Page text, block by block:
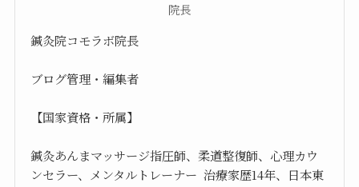
院長
鍼灸院コモラボ院長
ブログ管理・編集者
【国家資格・所属】
鍼灸あんまマッサージ指圧師、柔道整復師、心理カウ
ンセラー、メンタルトレーナー 治療家歴14年、日本東